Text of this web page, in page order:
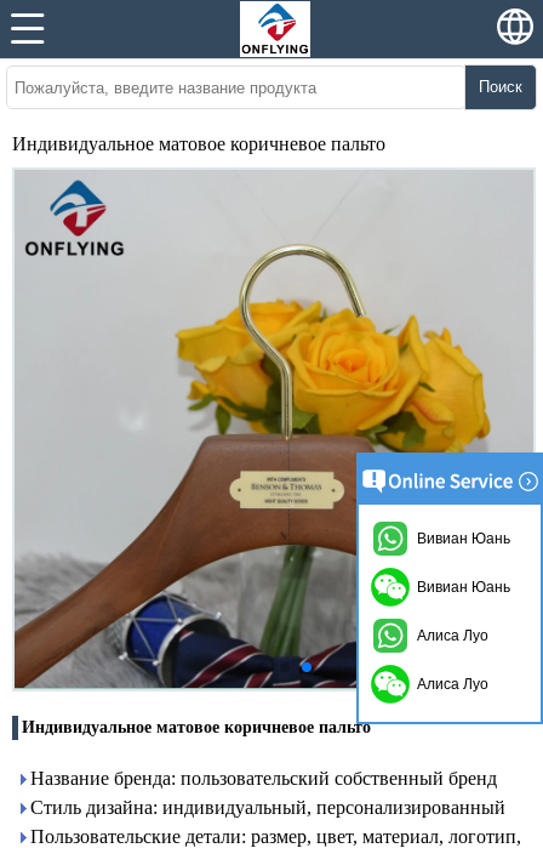
Поиск
Индивидуальное матовое коричневое пальто
Индивидуальное матовое коричневое пальто
Название бренда: пользовательский собственный бренд
Стиль дизайна: индивидуальный, персонализированный
Пользовательские детали: размер, цвет, материал, логотип,
Вивиан Юань
Вивиан Юань
Алиса Луо
Алиса Луо